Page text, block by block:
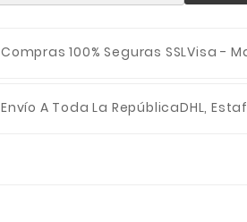
Compras 100% Seguras SSLVisa -
Envío A Toda La RepúblicaDHL,